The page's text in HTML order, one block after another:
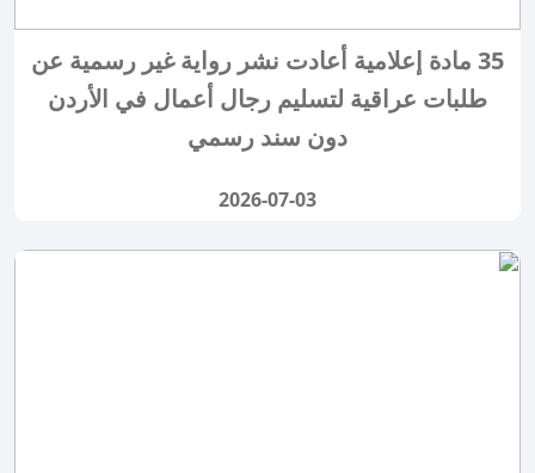
35 مادة إعلامية أعادت نشر رواية غير رسمية عن
طلبات عراقية لتسليم رجال أعمال في الأردن
دون سند رسمي
2026-07-03